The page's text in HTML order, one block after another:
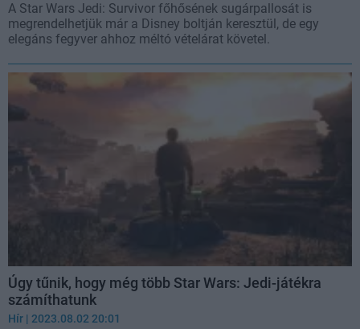
A Star Wars Jedi: Survivor főhősének sugárpallosát is
megrendelhetjük már a Disney boltján keresztül, de egy
elegáns fegyver ahhoz méltó vételárat követel.
Úgy tűnik, hogy még több Star Wars: Jedi-játékra
számíthatunk
Hír | 2023.08.02 20:01